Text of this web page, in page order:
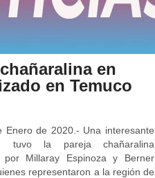
en
en Temuco
Enero de 2020.- Una interesante
tuvo la pareja chañaralina
por Millaray Espinoza y Berner
representaron a la región de